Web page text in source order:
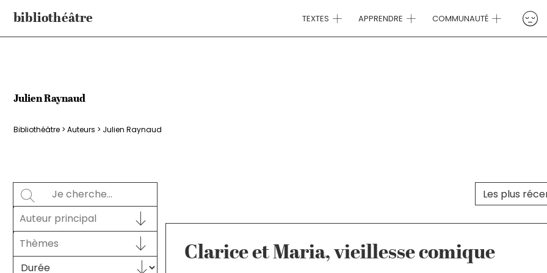
contenu
bibliothéâtre TEXTES APPRENDRE COMMUNAUTÉ
Julien Raynaud
Bibliothéâtre > Auteurs > Julien Raynaud
SEARCH
Rechercher
AUTEUR PRINCIPAL
Auteur principal
Auteur principal
THÈMES
Sélectionnez le contenu
Sélectionnez le contenu
Sélectionnez le contenu
TRI DES TEXTES
Trier le
Clarice et Maria, vieillesse comique